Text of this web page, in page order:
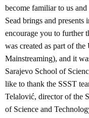
become familiar to us
Sead brings and
encourage you to further
was created as part of
Mainstreaming), and it
Sarajevo School of
like to thank the SSST
Telalović, director of the
of Science and